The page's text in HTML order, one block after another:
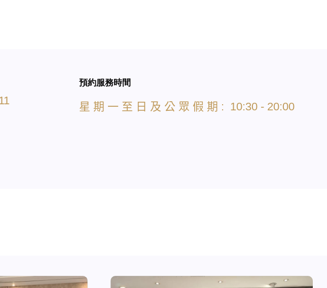
預約服務時間
星 期 一 至 日 及 公 眾 假 期 : 10:30 - 20:00